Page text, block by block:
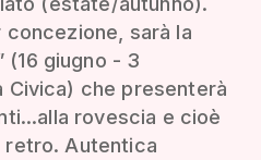
sarà la
(16 giugno - 3
Civica) che presenterà
rovescia e cioè
retro. Autentica